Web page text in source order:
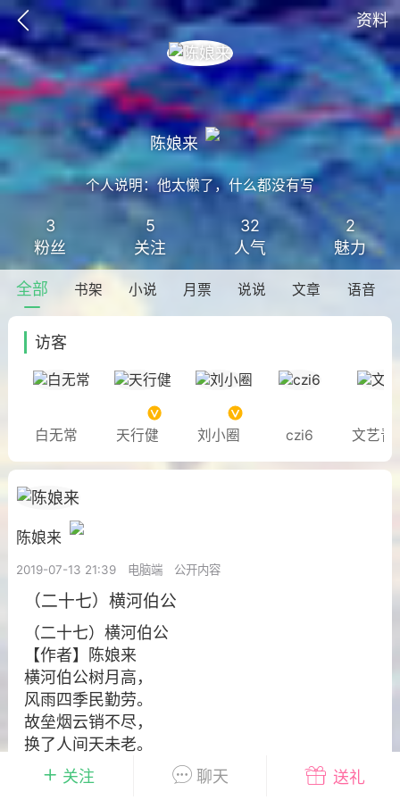
资料
排行
动态 小说 商城
任务
下笔如神
他们看向我们的时候 第一章
宙空间，繁星点点。一男一女相对而
的身后是一颗硕大耀闪的太阳。美丽的
，大刘博士在引力波通讯方面...
0
08-20 12:08 电脑端 公开内容
关注 聊天 送礼
陈娘来
个人说明：他太懒了，什么都没有写
3
粉丝
5
关注
32
人气
2
魅力
全部 书架 小说 月票 说说 文章 语音
访客
白无常 天行健 刘小圈 czi6 文艺青
陈娘来
2019-07-13 21:39 电脑端 公开内容
（二十七）横河伯公
（二十七）横河伯公
【作者】陈娘来
横河伯公树月高，
风雨四季民勤劳。
故垒烟云销不尽，
换了人间天未老。
广东省·汕尾市 陈娘来诗集